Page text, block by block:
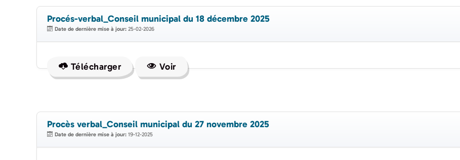
Procés-verbal_Conseil municipal du 18 décembre 2025
Date de dernière mise à jour: 25-02-2026
Télécharger Voir
Procès verbal_Conseil municipal du 27 novembre 2025
Date de dernière mise à jour: 19-12-2025